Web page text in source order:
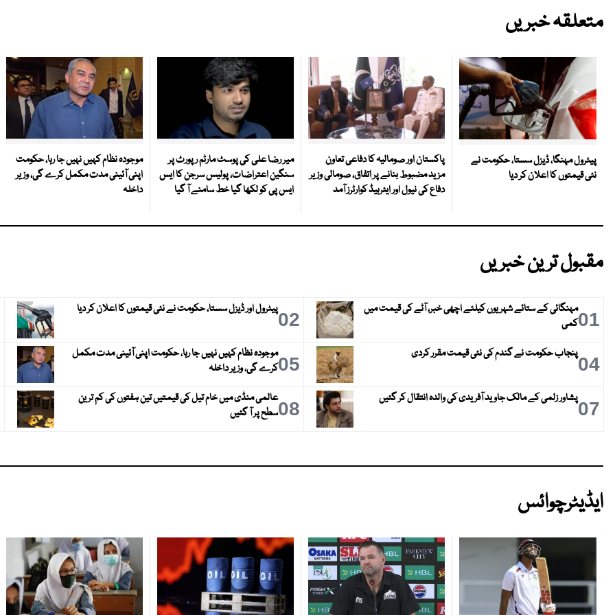
متعلقہ خبریں
پیٹرول مہنگا، ڈیزل سستا، حکومت نے
نئی قیمتوں کا اعلان کر دیا
پاکستان اور صومالیہ کا دفاعی تعاون
مزید مضبوط بنانے پر اتفاق، صومالی وزیر
دفاع کی نیول اور ایئرہیڈ کوارٹرز آمد
میر رضا علی کی پوسٹ مارٹم رپورٹ پر
سنگین اعتراضات، پولیس سرجن کا ایس
ایس پی کو لکھا گیا خط سامنے آ گیا
موجودہ نظام کہیں نہیں جا رہا، حکومت
اپنی آئینی مدت مکمل کرے گی، وزیر
داخلہ
مقبول ترین خبریں
01مہنگائی کے ستائے شہریوں کیلئے اچھی خبر، آٹے کی قیمت میں
کمی
02پیٹرول اور ڈیزل سستا، حکومت نے نئی قیمتوں کا اعلان کر دیا
04پنجاب حکومت نے گندم کی نئی قیمت مقرر کردی 05موجودہ نظام کہیں نہیں جا رہا، حکومت اپنی آئینی مدت مکمل
کرے گی، وزیر داخلہ
07پشاور زلمی کے مالک جاوید آفریدی کی والدہ انتقال کر گئیں 08عالمی منڈی میں خام تیل کی قیمتیں تین ہفتوں کی کم ترین
سطح پر آ گئیں
ایڈیٹرچوائس